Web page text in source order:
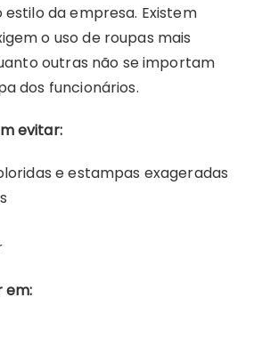
da empresa. Existem
o uso de roupas mais
outras não se importam
dos funcionários.
evitar:
e estampas exageradas
em: